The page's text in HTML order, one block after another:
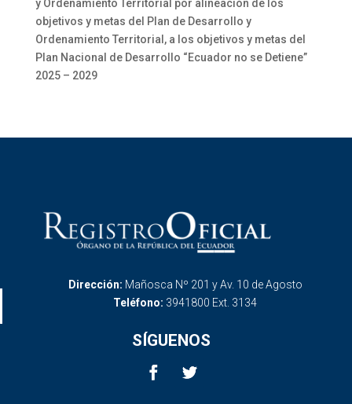
y Ordenamiento Territorial por alineación de los
objetivos y metas del Plan de Desarrollo y
Ordenamiento Territorial, a los objetivos y metas del
Plan Nacional de Desarrollo “Ecuador no se Detiene”
2025 – 2029
Dirección: Mañosca Nº 201 y Av. 10 de Agosto
Teléfono: 3941800 Ext. 3134
SÍGUENOS